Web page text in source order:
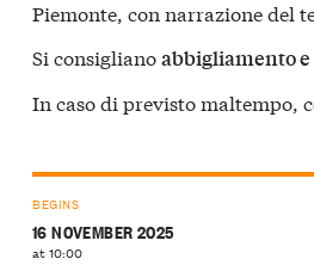
Piemonte, con narrazione del
Si consiglianoabbigliamento
In caso di previsto maltempo,
BEGINS
16 NOVEMBER 2025
at 10:00